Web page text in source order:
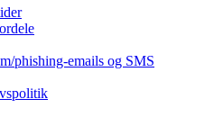
phishing-emails og SMS